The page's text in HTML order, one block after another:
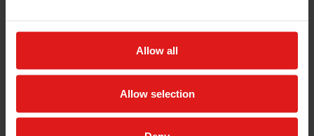
Allow all
Allow selection
Utstyrt med svingbare hjul
Spesifikasjoner:
- Maks løftehøyde: 350 mm
- Vekt: 9 kg
Bruk denne garasjejekken for å gjøre dekkskift og
servicearbeid enkelt og sikkert!